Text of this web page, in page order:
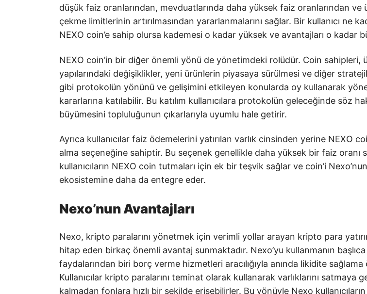
düşük faiz oranlarından, mevduatlarında daha yüksek faiz oranlarından ve
çekme limitlerinin artırılmasından yararlanmalarını sağlar. Bir kullanıcı ne
NEXO coin’e sahip olursa kademesi o kadar yüksek ve avantajları o kadar
NEXO coin’in bir diğer önemli yönü de yönetimdeki rolüdür. Coin sahipleri,
yapılarındaki değişiklikler, yeni ürünlerin piyasaya sürülmesi ve diğer
gibi protokolün yönünü ve gelişimini etkileyen konularda oy kullanarak
kararlarına katılabilir. Bu katılım kullanıcılara protokolün geleceğinde söz
büyümesini topluluğunun çıkarlarıyla uyumlu hale getirir.
Ayrıca kullanıcılar faiz ödemelerini yatırılan varlık cinsinden yerine NEXO
alma seçeneğine sahiptir. Bu seçenek genellikle daha yüksek bir faiz oranı
kullanıcıların NEXO coin tutmaları için ek bir teşvik sağlar ve coin’i
ekosistemine daha da entegre eder.
Nexo’nun Avantajları
Nexo, kripto paralarını yönetmek için verimli yollar arayan kripto para
hitap eden birkaç önemli avantaj sunmaktadır. Nexo’yu kullanmanın başlıca
faydalarından biri borç verme hizmetleri aracılığıyla anında likidite sağlama
Kullanıcılar kripto paralarını teminat olarak kullanarak varlıklarını satmaya
kalmadan fonlara hızlı bir şekilde erişebilirler. Bu yönüyle Nexo